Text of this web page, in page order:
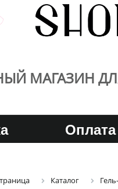
МАГАЗИН
Оплата
Каталог